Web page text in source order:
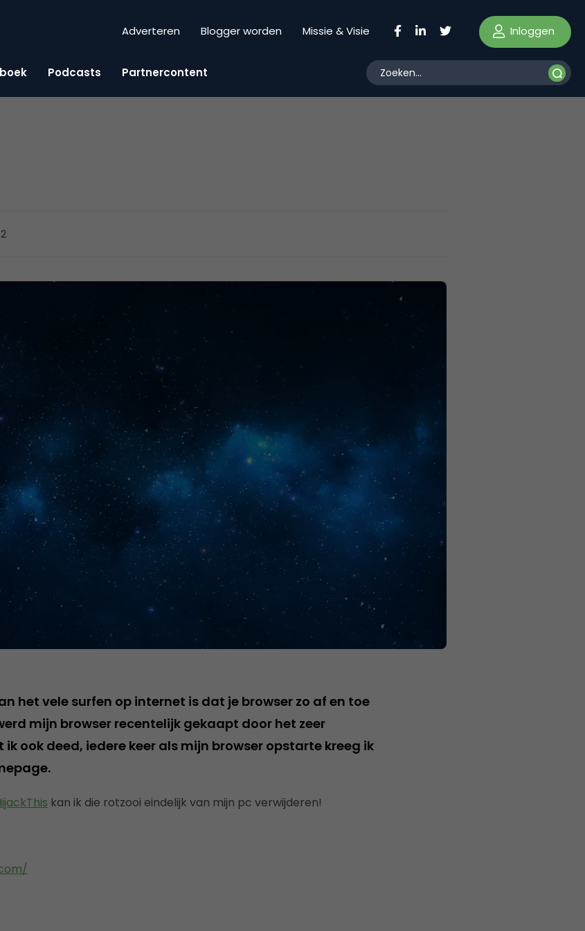
Adverteren Blogger worden Missie & Visie Inloggen
Podcasts Partnercontent
het vele surfen op internet is dat je browser zo af en toe
mijn browser recentelijk gekaapt door het zeer
ik ook deed, iedere keer als mijn browser opstarte kreeg ik
kan ik die rotzooi eindelijk van mijn pc verwijderen!